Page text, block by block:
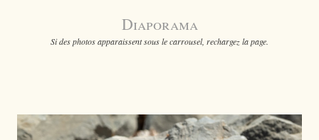
Diaporama
Si des photos apparaissent sous le carrousel, rechargez la page.